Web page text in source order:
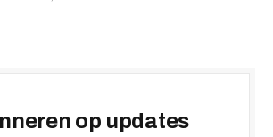
op updates